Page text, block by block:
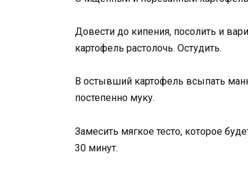
Довести до кипения, посолить и
картофель растолочь. Остудить.
В остывший картофель всыпать
постепенно муку.
Замесить мягкое тесто, которое
30 минут.